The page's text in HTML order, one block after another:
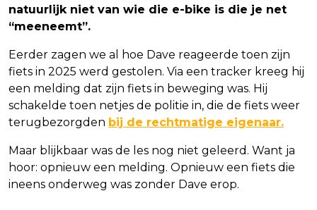
natuurlijk niet van wie die e-bike is die je net
“meeneemt”.
Eerder zagen we al hoe Dave reageerde toen zijn
fiets in 2025 werd gestolen. Via een tracker kreeg hij
een melding dat zijn fiets in beweging was. Hij
schakelde toen netjes de politie in, die de fiets weer
terugbezorgden bij de rechtmatige eigenaar.
Maar blijkbaar was de les nog niet geleerd. Want ja
hoor: opnieuw een melding. Opnieuw een fiets die
ineens onderweg was zonder Dave erop.